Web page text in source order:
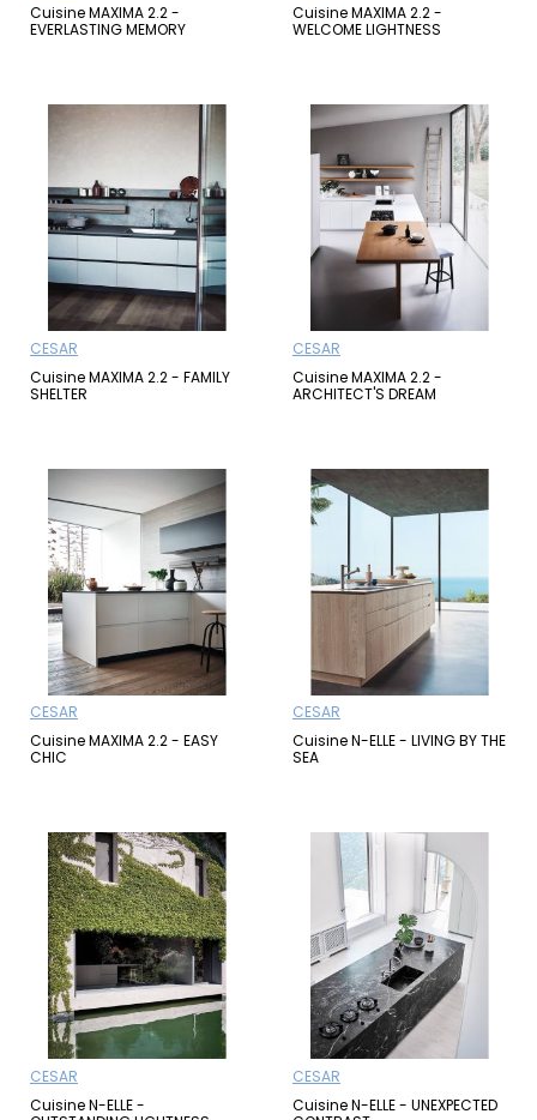
Cuisine MAXIMA 2.2 -
EVERLASTING MEMORY
Cuisine MAXIMA 2.2 -
WELCOME LIGHTNESS
CESAR
Cuisine MAXIMA 2.2 - FAMILY
SHELTER
CESAR
Cuisine MAXIMA 2.2 -
ARCHITECT'S DREAM
CESAR
Cuisine MAXIMA 2.2 - EASY
CHIC
CESAR
Cuisine N-ELLE - LIVING BY THE
SEA
CESAR
Cuisine N-ELLE -
CESAR
Cuisine N-ELLE - UNEXPECTED